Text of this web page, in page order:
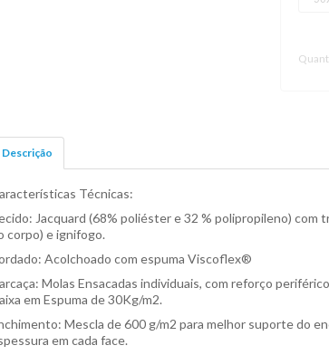
Descrição
Técnicas:
Jacquard (68% poliéster e 32 % polipropileno)
corpo) e ignifogo.
Acolchoado com espuma Viscoflex®
Molas Ensacadas individuais, com reforço
em Espuma de 30Kg/m2.
Mescla de 600 g/m2 para melhor suporte do
em cada face.